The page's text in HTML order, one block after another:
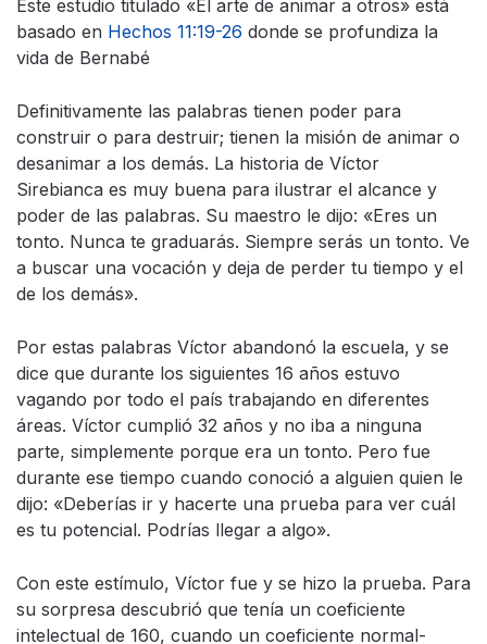
Este estudio titulado «El arte de animar a otros» está
basado en Hechos 11:19-26 donde se profundiza la
vida de Bernabé
Definitivamente las palabras tienen poder para
construir o para destruir; tienen la misión de animar o
desanimar a los demás. La historia de Víctor
Sirebianca es muy buena para ilustrar el alcance y
poder de las palabras. Su maestro le dijo: «Eres un
tonto. Nunca te graduarás. Siempre serás un tonto. Ve
a buscar una vocación y deja de perder tu tiempo y el
de los demás».
Por estas palabras Víctor abandonó la escuela, y se
dice que durante los siguientes 16 años estuvo
vagando por todo el país trabajando en diferentes
áreas. Víctor cumplió 32 años y no iba a ninguna
parte, simplemente porque era un tonto. Pero fue
durante ese tiempo cuando conoció a alguien quien le
dijo: «Deberías ir y hacerte una prueba para ver cuál
es tu potencial. Podrías llegar a algo».
Con este estímulo, Víctor fue y se hizo la prueba. Para
su sorpresa descubrió que tenía un coeficiente
intelectual de 160, cuando un coeficiente normal-